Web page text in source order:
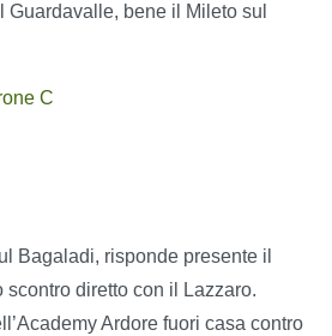
bene il Mileto sul
C
Bagaladi, risponde presente il
scontro diretto con il Lazzaro.
Ardore fuori casa contro